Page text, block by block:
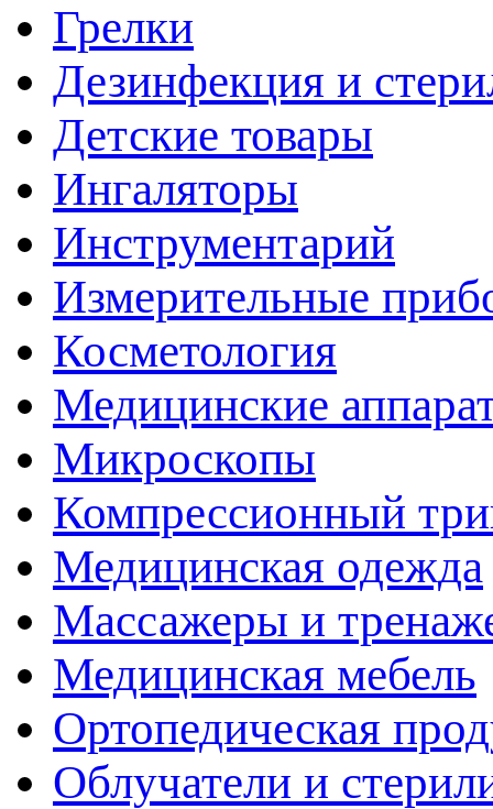
Грелки
Дезинфекция и
Детские товары
Ингаляторы
Инструментарий
Измерительные
Косметология
Медицинские
Микроскопы
Компрессионный
Медицинская одежда
Массажеры и
Медицинская мебель
Ортопедическая
Облучатели и